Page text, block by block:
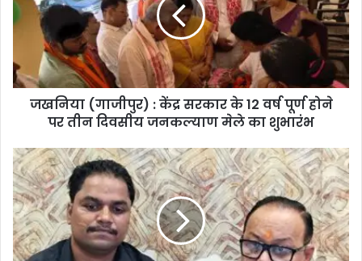
जखनिया (गाजीपुर) : केंद्र सरकार के 12 वर्ष पूर्ण होने
पर तीन दिवसीय जनकल्याण मेले का शुभारंभ